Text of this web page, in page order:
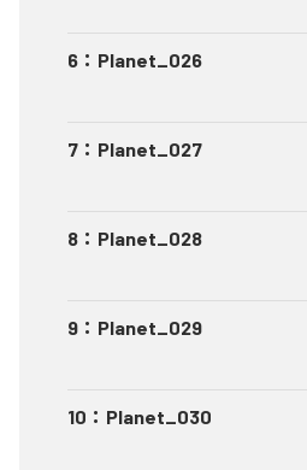
6 ： Planet_026
7 ： Planet_027
8 ： Planet_028
9 ： Planet_029
10 ： Planet_030